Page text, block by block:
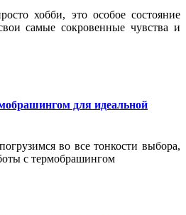
хобби, это особое состояние
самые сокровенные чувства и
для идеальной
во все тонкости выбора,
с термобрашингом